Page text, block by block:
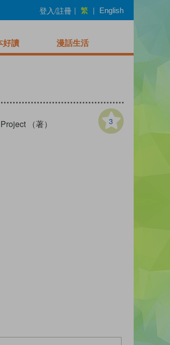
登入/註冊 | 繁 | English
好讀 漫話生活
3
（著）